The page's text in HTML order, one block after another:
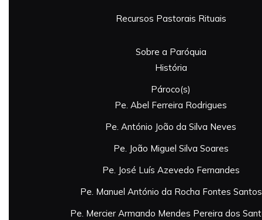
Recursos Pastorais Rituais
Sobre a Paróquia
História
Pároco(s)
Pe. Abel Ferreira Rodrigues
Pe. António João da Silva Neves
Pe. João Miguel Silva Soares
Pe. José Luís Azevedo Fernandes
Pe. Manuel António da Rocha Fontes Santos
Pe. Mercier Armando Mendes Pereira dos